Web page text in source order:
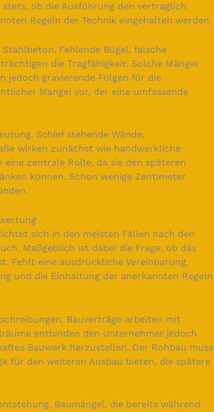
ob die Ausführung den vertraglich
Regeln der Technik eingehalten werden.
Fehlende Bügel, falsche
die Tragfähigkeit. Solche Mängel
jedoch gravierende Folgen für die
Mangel vor, der eine umfassende
Schief stehende Wände,
wirken zunächst wie handwerkliche
zentrale Rolle, da sie den späteren
können. Schon wenige Zentimeter
sich in den meisten Fällen nach den
Maßgeblich ist dabei die Frage, ob das
Fehlt eine ausdrückliche Vereinbarung,
und die Einhaltung der anerkannten Regeln
Bauverträge arbeiten mit
entbinden den Unternehmer jedoch
Bauwerk herzustellen. Der Rohbau muss
für den weiteren Ausbau bieten, die spätere
Baumängel, die bereits während